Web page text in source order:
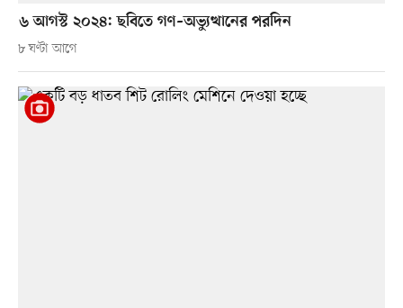
৬ আগস্ট ২০২৪: ছবিতে গণ–অভ্যুত্থানের পরদিন
৮ ঘণ্টা আগে